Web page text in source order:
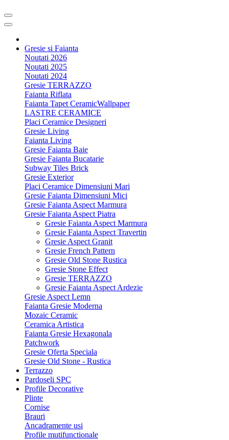
Gresie si Faianta
Noutati 2026
Noutati 2025
Noutati 2024
Gresie TERRAZZO
Faianta Riflata
Faianta Tapet CeramicWallpaper
LASTRE CERAMICE
Placi Ceramice Designeri
Gresie Living
Faianta Living
Gresie Faianta Baie
Gresie Faianta Bucatarie
Subway Tiles Brick
Gresie Exterior
Placi Ceramice Dimensiuni Mari
Gresie Faianta Dimensiuni Mici
Gresie Faianta Aspect Marmura
Gresie Faianta Aspect Piatra
Gresie Faianta Aspect Marmura
Gresie Faianta Aspect Travertin
Gresie Aspect Granit
Gresie French Pattern
Gresie Old Stone Rustica
Gresie Stone Effect
Gresie TERRAZZO
Gresie Faianta Aspect Ardezie
Gresie Aspect Lemn
Faianta Gresie Moderna
Mozaic Ceramic
Ceramica Artistica
Faianta Gresie Hexagonala
Patchwork
Gresie Oferta Speciala
Gresie Old Stone - Rustica
Terrazzo
Pardoseli SPC
Profile Decorative
Plinte
Cornise
Brauri
Ancadramente usi
Profile mutifunctionale